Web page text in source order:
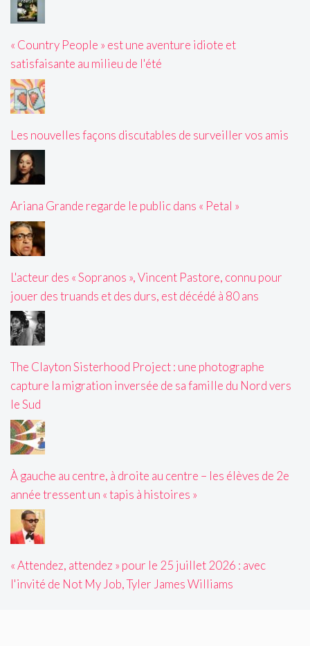
« Country People » est une aventure idiote et
satisfaisante au milieu de l'été
Les nouvelles façons discutables de surveiller vos amis
Ariana Grande regarde le public dans « Petal »
L'acteur des « Sopranos », Vincent Pastore, connu pour
jouer des truands et des durs, est décédé à 80 ans
The Clayton Sisterhood Project : une photographe
capture la migration inversée de sa famille du Nord vers
le Sud
À gauche au centre, à droite au centre – les élèves de 2e
année tressent un « tapis à histoires »
« Attendez, attendez » pour le 25 juillet 2026 : avec
l'invité de Not My Job, Tyler James Williams